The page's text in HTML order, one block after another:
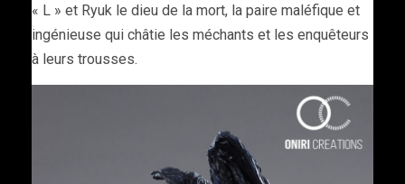
« L » et Ryuk le dieu de la mort, la paire maléfique et
ingénieuse qui châtie les méchants et les enquêteurs
à leurs trousses.